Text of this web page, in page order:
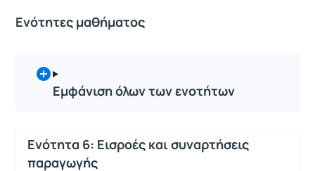
Ενότητες μαθήματος
Εμφάνιση όλων των ενοτήτων
Ενότητα 6: Εισροές και συναρτήσεις
παραγωγής